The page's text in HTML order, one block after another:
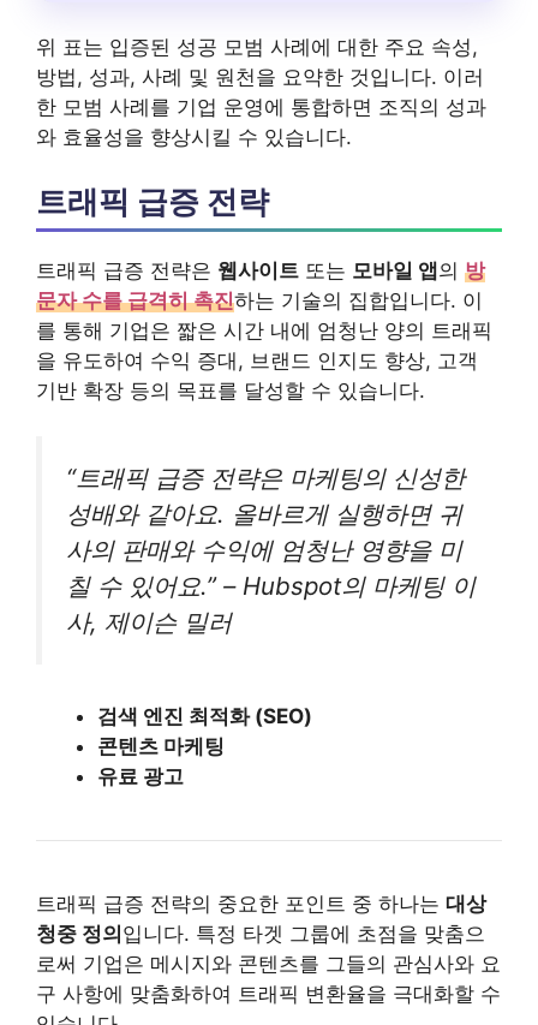
위 표는 입증된 성공 모범 사례에 대한 주요 속성,
방법, 성과, 사례 및 원천을 요약한 것입니다. 이러
한 모범 사례를 기업 운영에 통합하면 조직의 성과
와 효율성을 향상시킬 수 있습니다.
트래픽 급증 전략
트래픽 급증 전략은 웹사이트 또는 모바일 앱의 방
문자 수를 급격히 촉진하는 기술의 집합입니다. 이
를 통해 기업은 짧은 시간 내에 엄청난 양의 트래픽
을 유도하여 수익 증대, 브랜드 인지도 향상, 고객
기반 확장 등의 목표를 달성할 수 있습니다.
“트래픽 급증 전략은 마케팅의 신성한
성배와 같아요. 올바르게 실행하면 귀
사의 판매와 수익에 엄청난 영향을 미
칠 수 있어요.” – Hubspot의 마케팅 이
사, 제이슨 밀러
검색 엔진 최적화 (SEO)
콘텐츠 마케팅
유료 광고
트래픽 급증 전략의 중요한 포인트 중 하나는 대상
청중 정의입니다. 특정 타겟 그룹에 초점을 맞춤으
로써 기업은 메시지와 콘텐츠를 그들의 관심사와 요
구 사항에 맞춤화하여 트래픽 변환율을 극대화할 수